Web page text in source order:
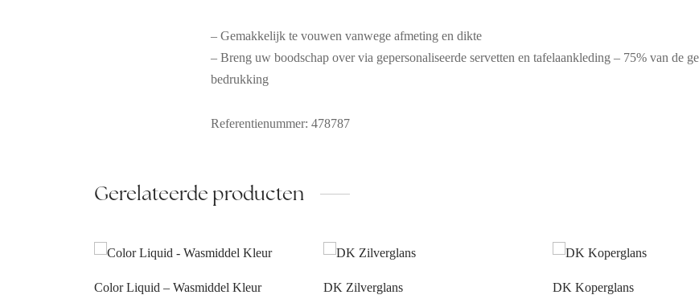
– Gemakkelijk te vouwen vanwege afmeting en dikte
– Breng uw boodschap over via gepersonaliseerde servetten en tafelaankleding – 75% van de
bedrukking
Referentienummer: 478787
Gerelateerde producten
Color Liquid – Wasmiddel Kleur DK Zilverglans DK Koperglans